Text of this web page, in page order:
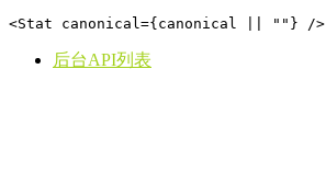
<Stat canonical={canonical || ""} />
后台API列表